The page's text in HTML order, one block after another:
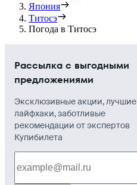
Япония
Титосэ
Погода в Титосэ
Рассылка с выгодными
предложениями
Эксклюзивные акции, лучшие
лайфхаки, заботливые
рекомендации от экспертов
Купибилета